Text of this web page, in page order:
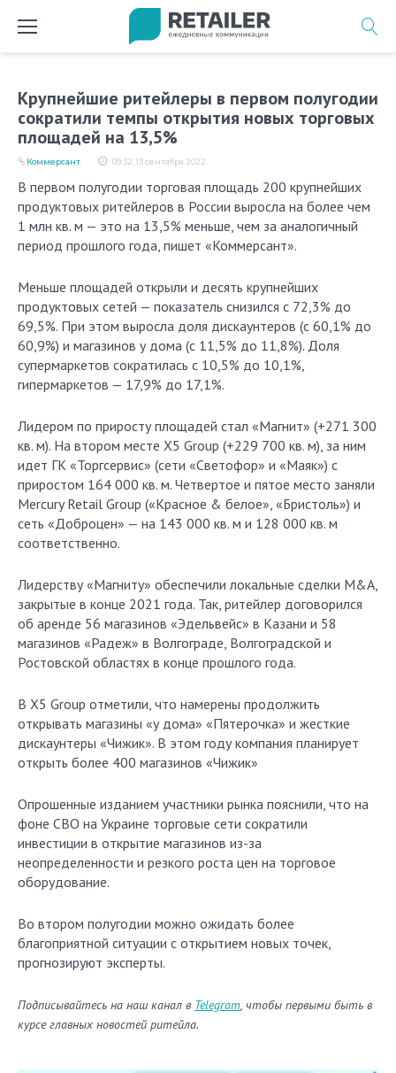
Крупнейшие ритейлеры в первом полугодии
сократили темпы открытия новых торговых
площадей на 13,5%
09:32, 13 сентября 2022
Коммерсант
В первом полугодии торговая площадь 200 крупнейших
продуктовых ритейлеров в России выросла на более чем
1 млн кв. м — это на 13,5% меньше, чем за аналогичный
период прошлого года, пишет «Коммерсант».
Меньше площадей открыли и десять крупнейших
продуктовых сетей — показатель снизился с 72,3% до
69,5%. При этом выросла доля дискаунтеров (с 60,1% до
60,9%) и магазинов у дома (с 11,5% до 11,8%). Доля
супермаркетов сократилась с 10,5% до 10,1%,
гипермаркетов — 17,9% до 17,1%.
Лидером по приросту площадей стал «Магнит» (+271 300
кв. м). На втором месте X5 Group (+229 700 кв. м), за ним
идет ГК «Торгсервис» (сети «Светофор» и «Маяк») с
приростом 164 000 кв. м. Четвертое и пятое место заняли
Mercury Retail Group («Красное & белое», «Бристоль») и
сеть «Доброцен» — на 143 000 кв. м и 128 000 кв. м
соответственно.
Лидерству «Магниту» обеспечили локальные сделки M&A,
закрытые в конце 2021 года. Так, ритейлер договорился
об аренде 56 магазинов «Эдельвейс» в Казани и 58
магазинов «Радеж» в Волгограде, Волгоградской и
Ростовской областях в конце прошлого года.
В X5 Group отметили, что намерены продолжить
открывать магазины «у дома» «Пятерочка» и жесткие
дискаунтеры «Чижик». В этом году компания планирует
открыть более 400 магазинов «Чижик»
Опрошенные изданием участники рынка пояснили, что на
фоне СВО на Украине торговые сети сократили
инвестиции в открытие магазинов из-за
неопределенности и резкого роста цен на торговое
оборудование.
Во втором полугодии можно ожидать более
благоприятной ситуации с открытием новых точек,
прогнозируют эксперты.
Подписывайтесь на наш канал в Telegram, чтобы первыми быть в
курсе главных новостей ритейла.